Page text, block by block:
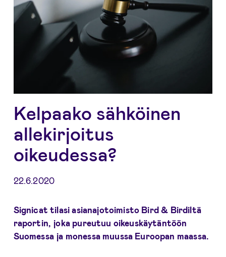
22.6.2020
Kelpaako sähköinen
allekirjoitus
oikeudessa?
Signicat tilasi asianajotoimisto Bird & Birdiltä
raportin, joka pureutuu oikeuskäytäntöön
Suomessa ja monessa muussa Euroopan maassa.